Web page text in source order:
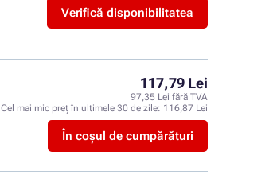
Verifică disponibilitatea
117,79 Lei
97,35 Lei fără TVA
Cel mai mic preț în ultimele 30 de zile: 116,87 Lei
În coșul de cumpărături